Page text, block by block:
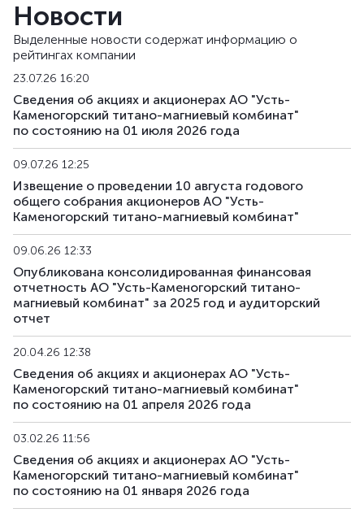
Новости
Выделенные новости содержат информацию о
рейтингах компании
23.07.26 16:20
Сведения об акциях и акционерах АО "Усть-
Каменогорский титано-магниевый комбинат"
по состоянию на 01 июля 2026 года
09.07.26 12:25
Извещение о проведении 10 августа годового
общего собрания акционеров АО "Усть-
Каменогорский титано-магниевый комбинат"
09.06.26 12:33
Опубликована консолидированная финансовая
отчетность АО "Усть-Каменогорский титано-
магниевый комбинат" за 2025 год и аудиторский
отчет
20.04.26 12:38
Сведения об акциях и акционерах АО "Усть-
Каменогорский титано-магниевый комбинат"
по состоянию на 01 апреля 2026 года
03.02.26 11:56
Сведения об акциях и акционерах АО "Усть-
Каменогорский титано-магниевый комбинат"
по состоянию на 01 января 2026 года